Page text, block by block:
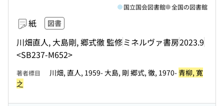
紙 図書
川畑直人, 大島剛, 郷式徹 監修ミネルヴァ書房2023.9
<SB237-M652>
国立国会図書館 全国の図書館
著者標目 川畑, 直人, 1959- 大島, 剛 郷式, 徹, 1970-青柳, 寛
之